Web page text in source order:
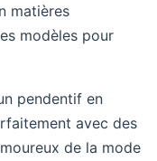
matières
modèles pour
pendentif en
avec des
de la mode